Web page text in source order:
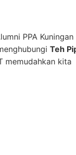
PPA Kuningan
Teh
memudahkan kita